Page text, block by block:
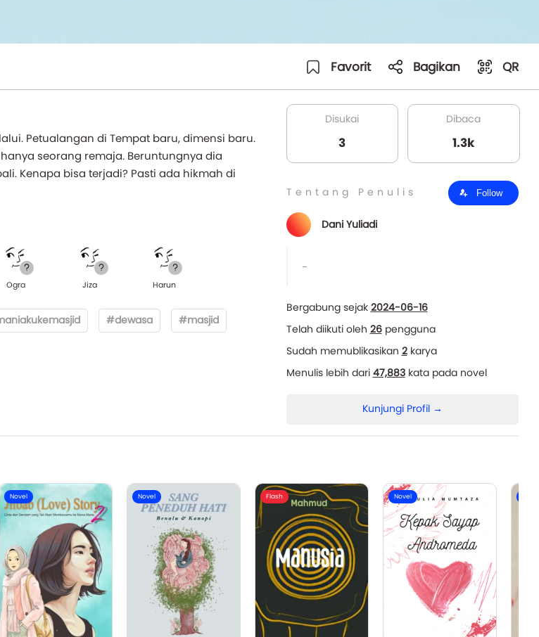
Favorit Bagikan QR
Petualangan di Tempat baru, dimensi baru.
seorang remaja. Beruntungnya dia
Kenapa bisa terjadi? Pasti ada hikmah di
Ogra Jiza Harun
#dewasa #masjid
Disukai
3
Dibaca
1.3k
Tentang Penulis Follow
Dani Yuliadi
-
Bergabung sejak 2024-06-16
Telah diikuti oleh 26pengguna
Sudah memublikasikan 2karya
Menulis lebih dari 47,883kata pada novel
Kunjungi Profil →
Novel Novel Flash Novel